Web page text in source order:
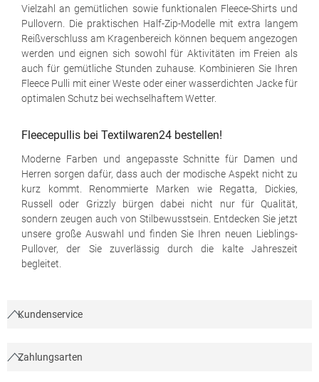
Vielzahl an gemütlichen sowie funktionalen Fleece-Shirts und
Pullovern. Die praktischen Half-Zip-Modelle mit extra langem
Reißverschluss am Kragenbereich können bequem angezogen
werden und eignen sich sowohl für Aktivitäten im Freien als
auch für gemütliche Stunden zuhause. Kombinieren Sie Ihren
Fleece Pulli mit einer Weste oder einer wasserdichten Jacke für
optimalen Schutz bei wechselhaftem Wetter.
Fleecepullis bei Textilwaren24 bestellen!
Moderne Farben und angepasste Schnitte für Damen und
Herren sorgen dafür, dass auch der modische Aspekt nicht zu
kurz kommt. Renommierte Marken wie Regatta, Dickies,
Russell oder Grizzly bürgen dabei nicht nur für Qualität,
sondern zeugen auch von Stilbewusstsein. Entdecken Sie jetzt
unsere große Auswahl und finden Sie Ihren neuen Lieblings-
Pullover, der Sie zuverlässig durch die kalte Jahreszeit
begleitet.
Kundenservice
Zahlungsarten